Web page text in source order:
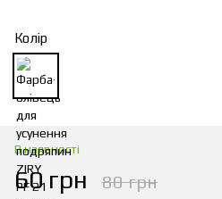
Колір
В наявності
60 грн 80 грн